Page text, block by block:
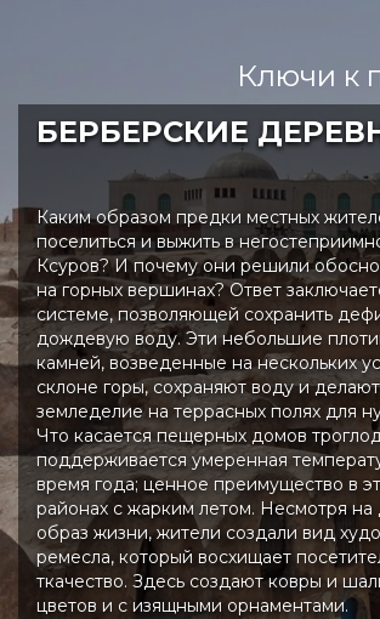
Ключи к
БЕРБЕРСКИЕ
Каким образом предки местных
поселиться и выжить в
Ксуров? И почему они решили
на горных вершинах? Ответ
системе, позволяющей сохранить
дождевую воду. Эти небольшие
камней, возведенные на нескольких
склоне горы, сохраняют воду и
земледелие на террасных полях для
Что касается пещерных домов
поддерживается умеренная
время года; ценное преимущество в
районах с жарким летом. Несмотря на
образ жизни, жители создали вид
ремесла, который восхищает
ткачество. Здесь создают ковры и
цветов и с изящными орнаментами.